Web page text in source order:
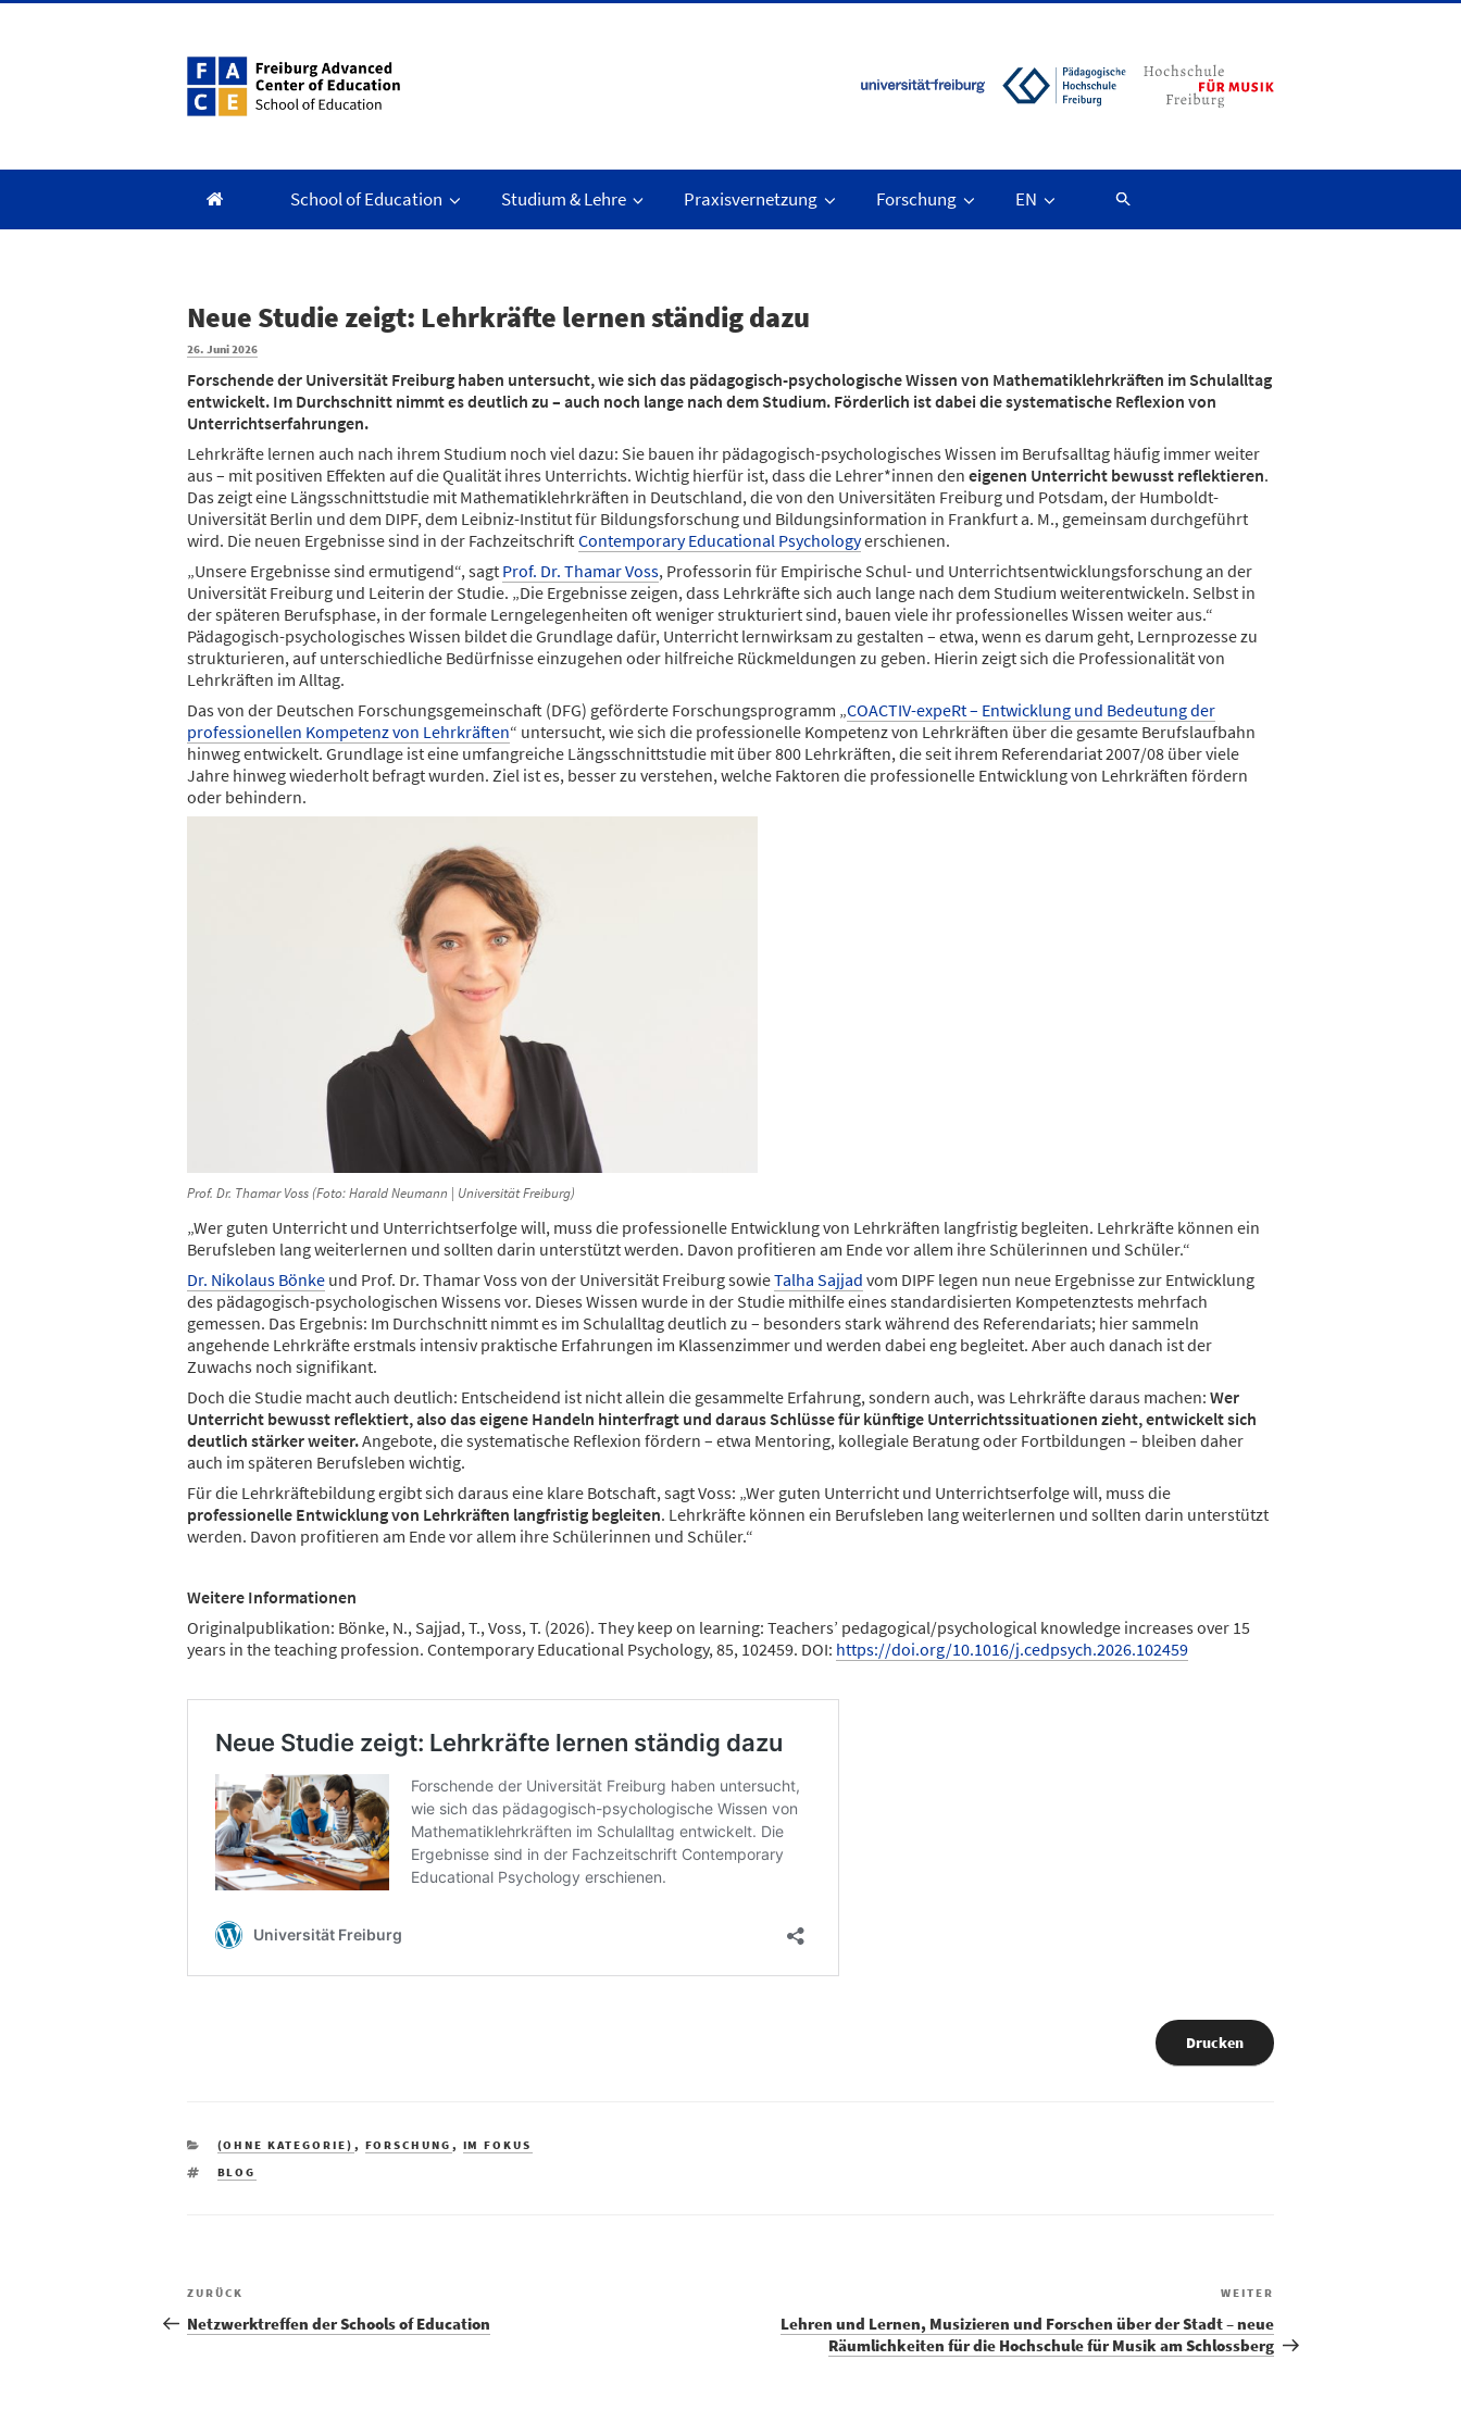
Zum
School of Education Studium & Lehre Praxisvernetzung Forschung EN
Neue Studie zeigt: Lehrkräfte lernen ständig dazu
Veröffentlicht
26. Juni 2026
Forschende der Universität Freiburg haben untersucht, wie sich das pädagogisch-psychologische Wissen von Mathematiklehrkräften im Schulalltag
entwickelt. Im Durchschnitt nimmt es deutlich zu – auch noch lange nach dem Studium. Förderlich ist dabei die systematische Reflexion von
Unterrichtserfahrungen.
Lehrkräfte lernen auch nach ihrem Studium noch viel dazu: Sie bauen ihr pädagogisch-psychologisches Wissen im Berufsalltag häufig immer weiter
aus – mit positiven Effekten auf die Qualität ihres Unterrichts. Wichtig hierfür ist, dass die Lehrer*innen den eigenen Unterricht bewusst reflektieren.
Das zeigt eine Längsschnittstudie mit Mathematiklehrkräften in Deutschland, die von den Universitäten Freiburg und Potsdam, der Humboldt-
Universität Berlin und dem DIPF, dem Leibniz-Institut für Bildungsforschung und Bildungsinformation in Frankfurt a. M., gemeinsam durchgeführt
wird. Die neuen Ergebnisse sind in der FachzeitschriftContemporary Educational Psychologyerschienen.
„Unsere Ergebnisse sind ermutigend“, sagt Prof. Dr. Thamar Voss, Professorin für Empirische Schul- und Unterrichtsentwicklungsforschung an der
Universität Freiburg und Leiterin der Studie. „Die Ergebnisse zeigen, dass Lehrkräfte sich auch lange nach dem Studium weiterentwickeln. Selbst in
der späteren Berufsphase, in der formale Lerngelegenheiten oft weniger strukturiert sind, bauen viele ihr professionelles Wissen weiter aus.“
Pädagogisch-psychologisches Wissen bildet die Grundlage dafür, Unterricht lernwirksam zu gestalten – etwa, wenn es darum geht, Lernprozesse zu
strukturieren, auf unterschiedliche Bedürfnisse einzugehen oder hilfreiche Rückmeldungen zu geben. Hierin zeigt sich die Professionalität von
Lehrkräften im Alltag.
Das von der Deutschen Forschungsgemeinschaft (DFG) geförderte Forschungsprogramm „COACTIV-expeRt – Entwicklung und Bedeutung der
professionellen Kompetenz von Lehrkräften“ untersucht, wie sich die professionelle Kompetenz von Lehrkräften über die gesamte Berufslaufbahn
hinweg entwickelt. Grundlage ist eine umfangreiche Längsschnittstudie mit über 800 Lehrkräften, die seit ihrem Referendariat 2007/08 über viele
Jahre hinweg wiederholt befragt wurden. Ziel ist es, besser zu verstehen, welche Faktoren die professionelle Entwicklung von Lehrkräften fördern
oder behindern.
Prof. Dr. Thamar Voss (Foto: Harald Neumann | Universität Freiburg)
„Wer guten Unterricht und Unterrichtserfolge will, muss die professionelle Entwicklung von Lehrkräften langfristig begleiten. Lehrkräfte können ein
Berufsleben lang weiterlernen und sollten darin unterstützt werden. Davon profitieren am Ende vor allem ihre Schülerinnen und Schüler.“
Dr. Nikolaus Bönke und Prof. Dr. Thamar Voss von der Universität Freiburg sowieTalha Sajjad vom DIPF legen nun neue Ergebnisse zur Entwicklung
des pädagogisch-psychologischen Wissens vor. Dieses Wissen wurde in der Studie mithilfe eines standardisierten Kompetenztests mehrfach
gemessen. Das Ergebnis: Im Durchschnitt nimmt es im Schulalltag deutlich zu – besonders stark während des Referendariats; hier sammeln
angehende Lehrkräfte erstmals intensiv praktische Erfahrungen im Klassenzimmer und werden dabei eng begleitet. Aber auch danach ist der
Zuwachs noch signifikant.
Doch die Studie macht auch deutlich: Entscheidend ist nicht allein die gesammelte Erfahrung, sondern auch, was Lehrkräfte daraus machen: Wer
Unterricht bewusst reflektiert, also das eigene Handeln hinterfragt und daraus Schlüsse für künftige Unterrichtssituationen zieht, entwickelt sich
deutlich stärker weiter.Angebote, die systematische Reflexion fördern – etwa Mentoring, kollegiale Beratung oder Fortbildungen – bleiben daher
auch im späteren Berufsleben wichtig.
Für die Lehrkräftebildung ergibt sich daraus eine klare Botschaft, sagt Voss: „Wer guten Unterricht und Unterrichtserfolge will, muss die
professionelle Entwicklung von Lehrkräften langfristig begleiten. Lehrkräfte können ein Berufsleben lang weiterlernen und sollten darin unterstützt
werden. Davon profitieren am Ende vor allem ihre Schülerinnen und Schüler.“
Weitere Informationen
Originalpublikation: Bönke, N., Sajjad, T., Voss, T. (2026). They keep on learning: Teachers’ pedagogical/psychological knowledge increases over 15
years in the teaching profession. Contemporary Educational Psychology, 85, 102459. DOI: https://doi.org/10.1016/j.cedpsych.2026.102459
Drucken
KATEGORIEN
(OHNE KATEGORIE) , FORSCHUNG , IM FOKUS
SCHLAGWÖRTER
BLOG
Beitragsnavigation
Vorheriger
Beitrag
ZURÜCK
Netzwerktreffen der Schools of Education
WEITER
Lehren und Lernen, Musizieren und Forschen über der Stadt – neue
Räumlichkeiten für die Hochschule für Musik am Schlossberg